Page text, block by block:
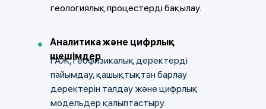
геологиялық процестерді бақылау.
ГАЖ, геофизикалық деректерді
пайымдау, қашықтықтан барлау
деректерін талдау және цифрлық
модельдер қалыптастыру.
Аналитика және цифрлық
шешімдер